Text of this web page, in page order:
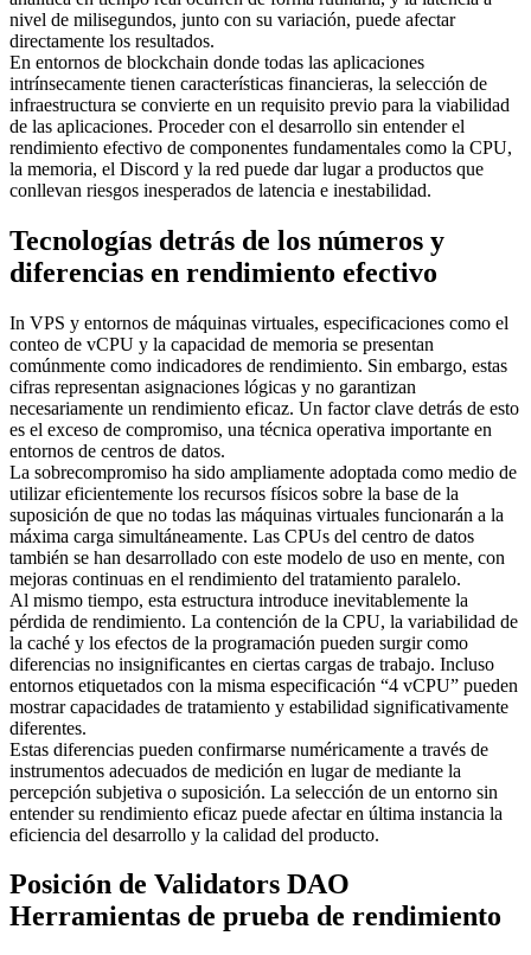
nivel de milisegundos, junto con su variación, puede afectar
directamente los resultados.
En entornos de blockchain donde todas las aplicaciones
intrínsecamente tienen características financieras, la selección de
infraestructura se convierte en un requisito previo para la viabilidad
de las aplicaciones. Proceder con el desarrollo sin entender el
rendimiento efectivo de componentes fundamentales como la CPU,
la memoria, el Discord y la red puede dar lugar a productos que
conllevan riesgos inesperados de latencia e inestabilidad.
Tecnologías detrás de los números y
diferencias en rendimiento efectivo
In VPS y entornos de máquinas virtuales, especificaciones como el
conteo de vCPU y la capacidad de memoria se presentan
comúnmente como indicadores de rendimiento. Sin embargo, estas
cifras representan asignaciones lógicas y no garantizan
necesariamente un rendimiento eficaz. Un factor clave detrás de esto
es el exceso de compromiso, una técnica operativa importante en
entornos de centros de datos.
La sobrecompromiso ha sido ampliamente adoptada como medio de
utilizar eficientemente los recursos físicos sobre la base de la
suposición de que no todas las máquinas virtuales funcionarán a la
máxima carga simultáneamente. Las CPUs del centro de datos
también se han desarrollado con este modelo de uso en mente, con
mejoras continuas en el rendimiento del tratamiento paralelo.
Al mismo tiempo, esta estructura introduce inevitablemente la
pérdida de rendimiento. La contención de la CPU, la variabilidad de
la caché y los efectos de la programación pueden surgir como
diferencias no insignificantes en ciertas cargas de trabajo. Incluso
entornos etiquetados con la misma especificación “4 vCPU” pueden
mostrar capacidades de tratamiento y estabilidad significativamente
diferentes.
Estas diferencias pueden confirmarse numéricamente a través de
instrumentos adecuados de medición en lugar de mediante la
percepción subjetiva o suposición. La selección de un entorno sin
entender su rendimiento eficaz puede afectar en última instancia la
eficiencia del desarrollo y la calidad del producto.
Posición de Validators DAO
Herramientas de prueba de rendimiento